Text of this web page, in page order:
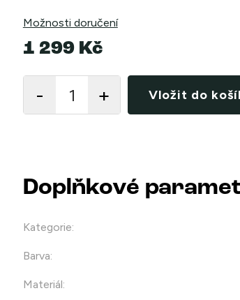
Možnosti doručení
1 299 Kč
Vložit do
Doplňkové
Kategorie:
Barva:
Materiál: